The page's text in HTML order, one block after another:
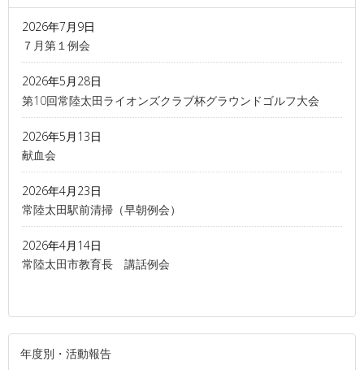
2026年7月9日
７月第１例会
2026年5月28日
第10回常陸太田ライオンズクラブ杯グラウンドゴルフ大会
2026年5月13日
献血会
2026年4月23日
常陸太田駅前清掃（早朝例会）
2026年4月14日
常陸太田市教育長 講話例会
年度別・活動報告